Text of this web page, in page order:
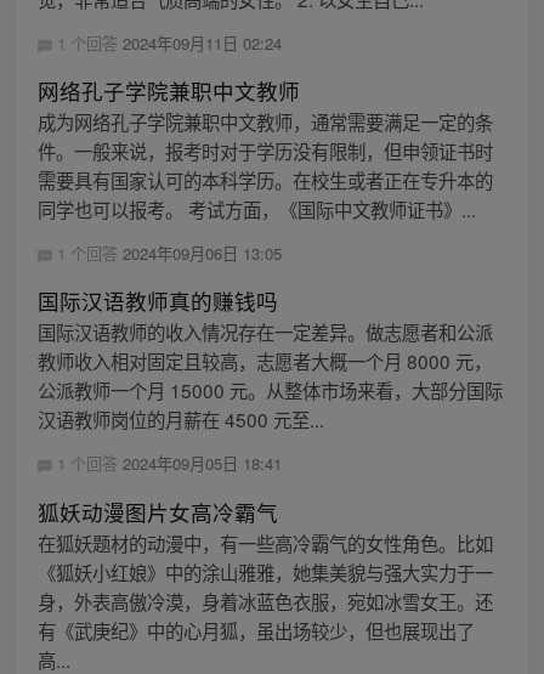
1 个回答 2024年09月11日 02:24
网络孔子学院兼职中文教师
成为网络孔子学院兼职中文教师，通常需要满足一定的条
件。一般来说，报考时对于学历没有限制，但申领证书时
需要具有国家认可的本科学历。在校生或者正在专升本的
同学也可以报考。 考试方面，《国际中文教师证书》...
1 个回答 2024年09月06日 13:05
国际汉语教师真的赚钱吗
国际汉语教师的收入情况存在一定差异。做志愿者和公派
教师收入相对固定且较高，志愿者大概一个月 8000 元，
公派教师一个月 15000 元。从整体市场来看，大部分国际
汉语教师岗位的月薪在 4500 元至...
1 个回答 2024年09月05日 18:41
狐妖动漫图片女高冷霸气
在狐妖题材的动漫中，有一些高冷霸气的女性角色。比如
《狐妖小红娘》中的涂山雅雅，她集美貌与强大实力于一
身，外表高傲冷漠，身着冰蓝色衣服，宛如冰雪女王。还
有《武庚纪》中的心月狐，虽出场较少，但也展现出了
高...